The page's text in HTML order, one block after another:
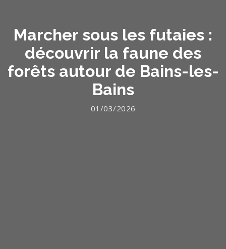
Marcher sous les futaies :
découvrir la faune des
forêts autour de Bains-les-
Bains
01/03/2026